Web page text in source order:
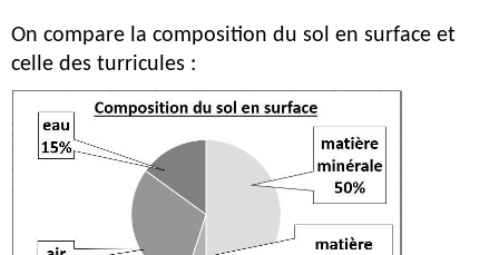
On compare la composition du sol en surface et
celle des turricules :